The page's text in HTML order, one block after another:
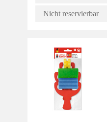
Nicht reservierbar